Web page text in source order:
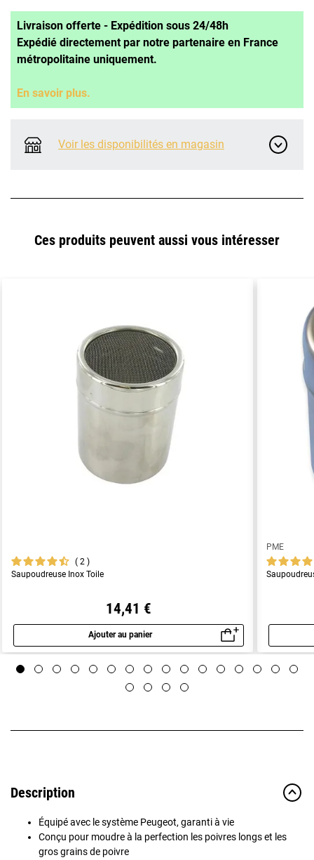
Livraison offerte - Expédition sous 24/48h
Expédié directement par notre partenaire en France
métropolitaine uniquement.
En savoir plus.
Voir les disponibilités en magasin
Ces produits peuvent aussi vous intéresser
2
Saupoudreuse Inox Toile
14,41 €
Ajouter au panier
Aperçu rapide
PME
Description
Équipé avec le système Peugeot, garanti à vie
Conçu pour moudre à la perfection les poivres longs et les
gros grains de poivre